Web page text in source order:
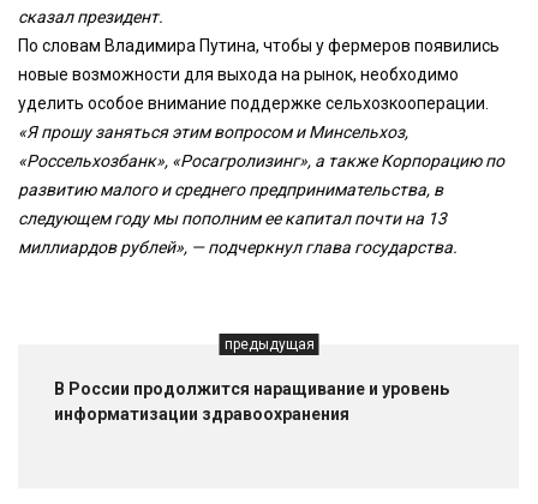
сказал президент.
По словам Владимира Путина, чтобы у фермеров появились
новые возможности для выхода на рынок, необходимо
уделить особое внимание поддержке сельхозкооперации.
«Я прошу заняться этим вопросом и Минсельхоз,
«Россельхозбанк», «Росагролизинг», а также Корпорацию по
развитию малого и среднего предпринимательства, в
следующем году мы пополним ее капитал почти на 13
миллиардов рублей», — подчеркнул глава государства.
предыдущая
В России продолжится наращивание и уровень
информатизации здравоохранения